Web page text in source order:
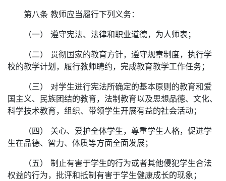
第八条 教师应当履行下列义务：
（一） 遵守宪法、法律和职业道德，为人师表；
（二） 贯彻国家的教育方针，遵守规章制度，执行学
校的教学计划，履行教师聘约，完成教育教学工作任务；
（三） 对学生进行宪法所确定的基本原则的教育和爱
国主义、民族团结的教育，法制教育以及思想品德、文化、
科学技术教育，组织、带领学生开展有益的社会活动；
（四） 关心、爱护全体学生，尊重学生人格，促进学
生在品德、智力、体质等方面全面发展；
（五） 制止有害于学生的行为或者其他侵犯学生合法
权益的行为，批评和抵制有害于学生健康成长的现象；